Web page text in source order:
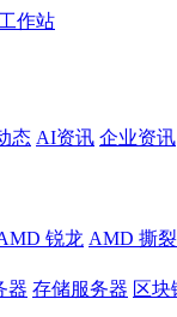
态 AI资讯 企业资讯
锐龙 AMD 撕
器 存储服务器 区块